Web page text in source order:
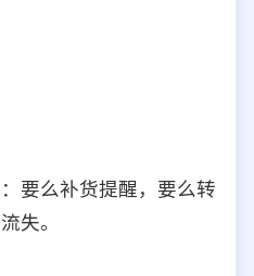
要么补货提醒，要么转
失。